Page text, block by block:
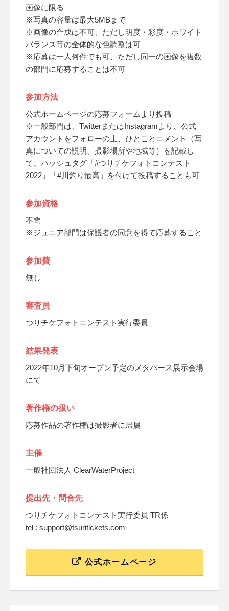
画像に限る
※写真の容量は最大5MBまで
※画像の合成は不可、ただし明度・彩度・ホワイト
バランス等の全体的な色調整は可
※応募は一人何件でも可、ただし同一の画像を複数
の部門に応募することは不可
参加方法
公式ホームページの応募フォームより投稿
※一般部門は、TwitterまたはInstagramより、公式
アカウントをフォローの上、ひとことコメント（写
真についての説明、撮影場所や地域等）を記載し
て、ハッシュタグ「#つりチケフォトコンテスト
2022」「#川釣り最高」を付けて投稿することも可
参加資格
不問
※ジュニア部門は保護者の同意を得て応募すること
参加費
無し
審査員
つりチケフォトコンテスト実行委員
結果発表
2022年10月下旬オープン予定のメタバース展示会場
にて
著作権の扱い
応募作品の著作権は撮影者に帰属
主催
一般社団法人 ClearWaterProject
提出先・問合先
つりチケフォトコンテスト実行委員 TR係
tel : support@tsuritickets.com
公式ホームページ